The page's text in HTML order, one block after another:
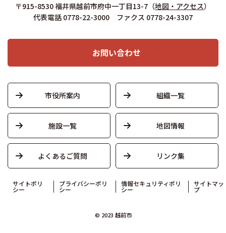
〒915-8530 福井県越前市府中一丁目13-7 （地図・アクセス）
代表電話 0778-22-3000 ファクス 0778-24-3307
お問い合わせ
市役所案内 組織一覧
施設一覧 地図情報
よくあるご質問 リンク集
サイトポリ
シー
プライバシーポリ
シー
情報セキュリティポリ
シー
サイトマッ
プ
© 2023 越前市